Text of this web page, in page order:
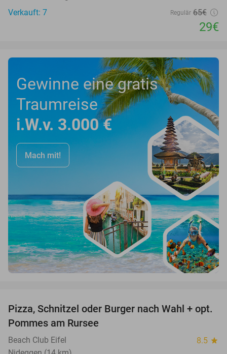
Verkauft: 7
Regulär 65€
29€
Gewinne eine gratis
Traumreise
i.W.v. 3.000 €
Mach mit!
24%
Pizza, Schnitzel oder Burger nach Wahl + opt.
Pommes am Rursee
Beach Club Eifel 8.5 star